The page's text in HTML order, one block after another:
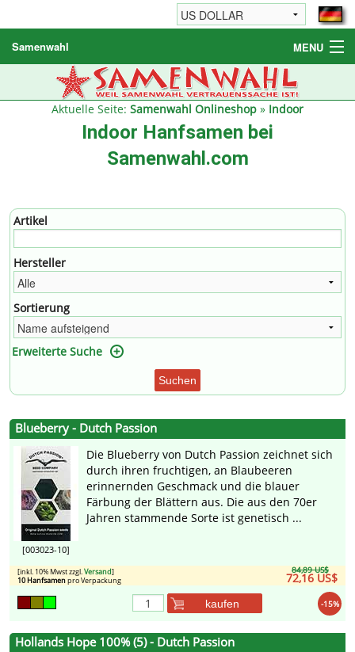
Samenwahl MENU
Hanfsamen
Weitere Produkte
Bestellhinweise / FAQ
Aktuelle Seite: Samenwahl Onlineshop » Indoor
Indoor Hanfsamen bei
Samenwahl.com
Artikel
Hersteller
Sortierung
Erweiterte Suche
Suchen
Blueberry - Dutch Passion
[003023-10]
Die Blueberry von Dutch Passion zeichnet sich
durch ihren fruchtigen, an Blaubeeren
erinnernden Geschmack und die blauer
Färbung der Blättern aus. Die aus den 70er
Jahren stammende Sorte ist genetisch ...
84,89 US$
72,16 US$
[inkl. 10% Mwst zzgl.Versand]
10 Hanfsamenpro Verpackung
-15%
kaufen
Hollands Hope 100% (5) - Dutch Passion